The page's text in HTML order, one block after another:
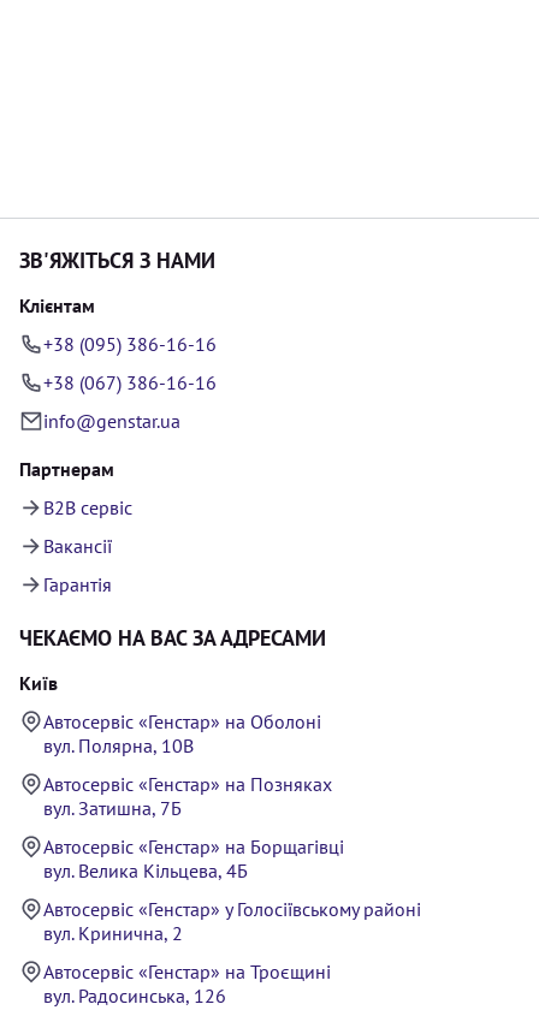
ЗВ'ЯЖІТЬСЯ З НАМИ
Клієнтам
+38 (095) 386-16-16
+38 (067) 386-16-16
info@genstar.ua
Партнерам
B2B сервіс
Вакансії
Гарантія
ЧЕКАЄМО НА ВАС ЗА АДРЕСАМИ
Київ
Автосервіс «Генстар» на Оболоні
вул. Полярна, 10В
Автосервіс «Генстар» на Позняках
вул. Затишна, 7Б
Автосервіс «Генстар» на Борщагівці
вул. Велика Кільцева, 4Б
Автосервіс «Генстар» у Голосіївському районі
вул. Кринична, 2
Автосервіс «Генстар» на Троєщині
вул. Радосинська, 126